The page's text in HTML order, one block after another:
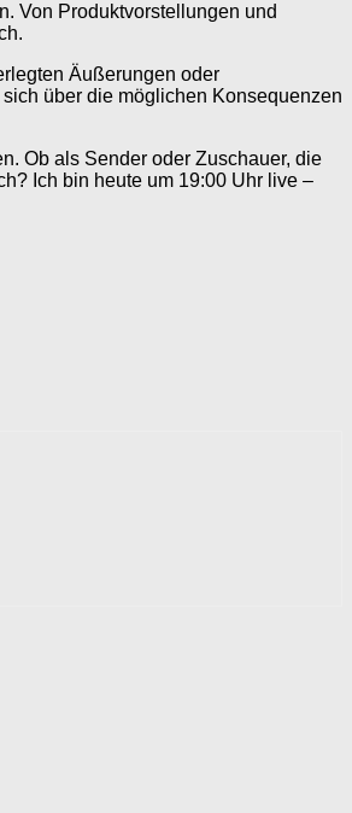
Von Produktvorstellungen und
Äußerungen oder
über die möglichen Konsequenzen
Ob als Sender oder Zuschauer, die
Ich bin heute um 19:00 Uhr live –